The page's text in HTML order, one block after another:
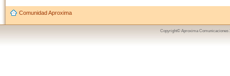
Comunidad Aproxima
Copyright© Aproxima Comunicaciones